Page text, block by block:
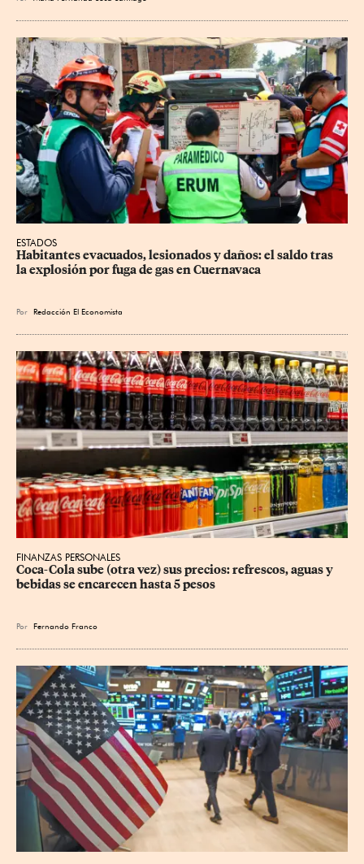
ESTADOS
Habitantes evacuados, lesionados y daños: el saldo tras
la explosión por fuga de gas en Cuernavaca
Por Redacción El Economista
FINANZAS PERSONALES
Coca-Cola sube (otra vez) sus precios: refrescos, aguas y
bebidas se encarecen hasta 5 pesos
Por Fernando Franco